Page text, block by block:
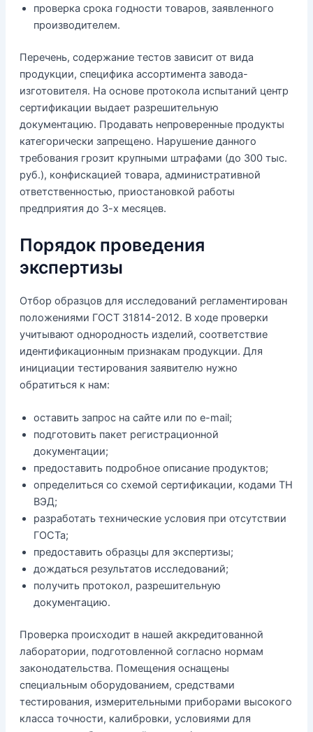
проверка срока годности товаров, заявленного
производителем.
Перечень, содержание тестов зависит от вида
продукции, специфика ассортимента завода-
изготовителя. На основе протокола испытаний центр
сертификации выдает разрешительную
документацию. Продавать непроверенные продукты
категорически запрещено. Нарушение данного
требования грозит крупными штрафами (до 300 тыс.
руб.), конфискацией товара, административной
ответственностью, приостановкой работы
предприятия до 3-х месяцев.
Порядок проведения
экспертизы
Отбор образцов для исследований регламентирован
положениями ГОСТ 31814-2012. В ходе проверки
учитывают однородность изделий, соответствие
идентификационным признакам продукции. Для
инициации тестирования заявителю нужно
обратиться к нам:
оставить запрос на сайте или по e-mail;
подготовить пакет регистрационной
документации;
предоставить подробное описание продуктов;
определиться со схемой сертификации, кодами ТН
ВЭД;
разработать технические условия при отсутствии
ГОСТа;
предоставить образцы для экспертизы;
дождаться результатов исследований;
получить протокол, разрешительную
документацию.
Проверка происходит в нашей аккредитованной
лаборатории, подготовленной согласно нормам
законодательства. Помещения оснащены
специальным оборудованием, средствами
тестирования, измерительными приборами высокого
класса точности, калибровки, условиями для